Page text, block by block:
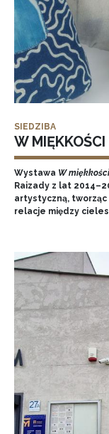
SIEDZIBA
W
Wystawa W
Raizady z lat
artystyczną,
relacje między